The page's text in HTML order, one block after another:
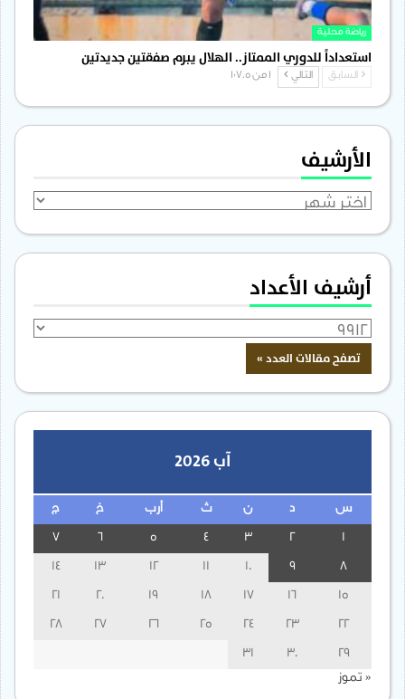
رياضة محلية
استعداداً للدوري الممتاز.. الهلال يبرم صفقتين جديدتين
السابق التالي
الأرشيف
الأرشيف
أرشيف الأعداد
آب 2026
س ن ث أرب خ ج
3
13
14
15
16
17
18
19
20
21
22
23
24
25
26
27
28
29
30
31
« تموز